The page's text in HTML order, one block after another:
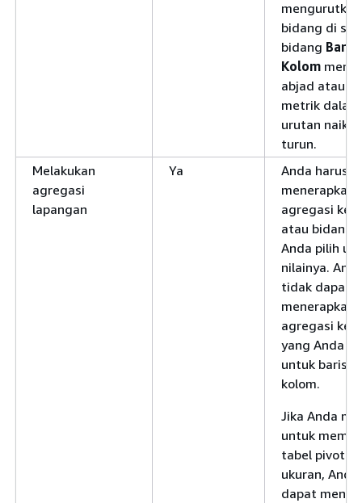
mengurutkan
bidang di
bidang Baris
Kolom
abjad atau
metrik dalam
urutan naik
turun.
Melakukan
agregasi
lapangan
Ya
Anda harus
menerapkan
agregasi ke
atau bidang
Anda pilih
nilainya.
tidak dapat
menerapkan
agregasi ke
yang Anda
untuk baris
kolom.
Jika Anda
untuk
tabel pivot
ukuran, Anda
dapat